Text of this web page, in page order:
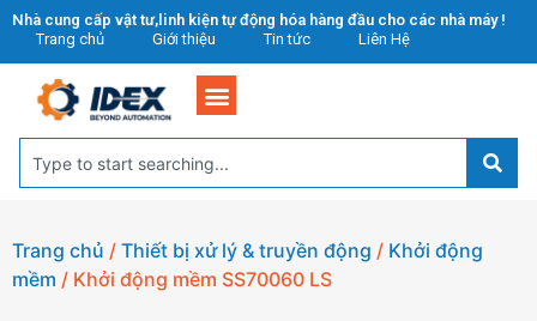
Nhà cung cấp vật tư,linh kiện tự động hóa hàng đầu cho các nhà máy !
Trang chủ
Giới thiệu Tin tức Liên Hệ
Trang chủ / Thiết bị xử lý & truyền động / Khởi động
mềm / Khởi động mềm SS70060 LS